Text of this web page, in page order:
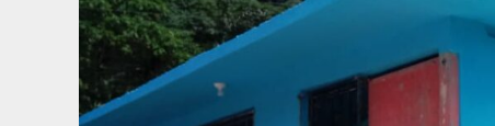
Local
Obra de pavimentación de San Marcial será
mejorada. Interviene CASF
ADMIN JULIO 27, 2026